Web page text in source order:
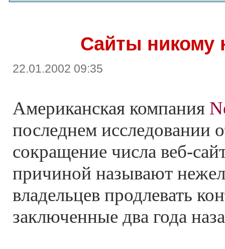
Сайты никому
22.01.2002 09:35
Американская компания
последнем исследовании
сокращение числа веб-
причиной называют
владельцев продлевать
заключенные два года